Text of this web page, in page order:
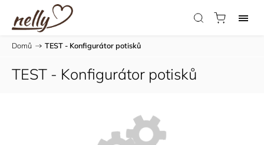
Domů / TEST - Konfigurátor potisků
TEST - Konfigurátor potisků